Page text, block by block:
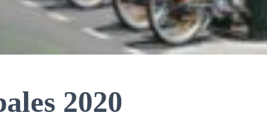
2020